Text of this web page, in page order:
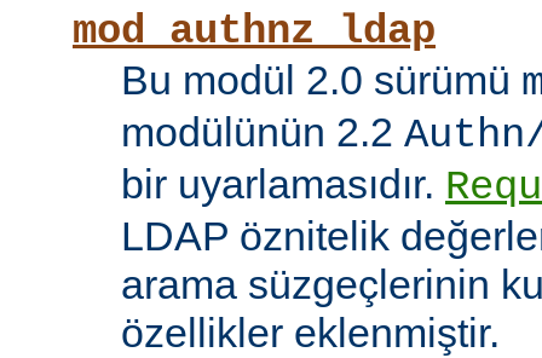
mod_authnz_ldap
Bu modül 2.0 sürümü
modülünün 2.2
bir uyarlamasıdır.
LDAP öznitelik
arama süzgeçlerinin
özellikler eklenmiştir.